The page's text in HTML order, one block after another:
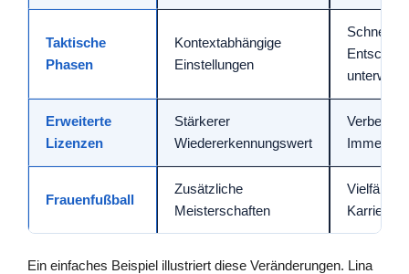
Taktische
Phasen
Kontextabhängige
Einstellungen
Schnelle
unterwegs
Erweiterte
Lizenzen
Stärkerer
Wiedererkennungswert
Frauenfußball
Zusätzliche
Meisterschaften
Vielfältige
Ein einfaches Beispiel illustriert diese Veränderungen. Lina